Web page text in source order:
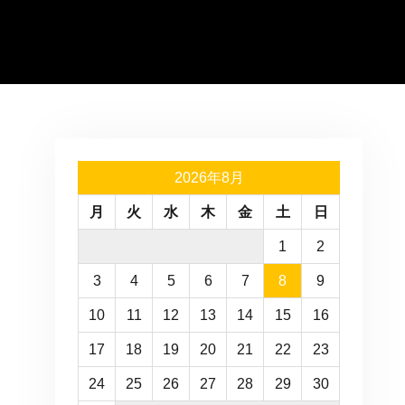
2026年8月
月 火 水 木 金 土 日
1 2
3 4 5 6 7 8 9
10 11 12 13 14 15 16
17 18 19 20 21 22 23
24 25 26 27 28 29 30